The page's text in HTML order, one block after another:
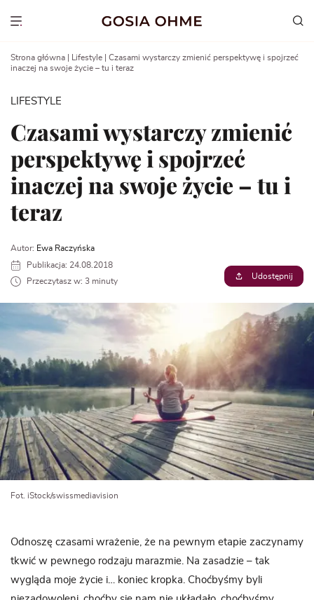
Show menu
Strona główna Lifestyle
Czasami wystarczy zmienić perspektywę i spojrzeć
inaczej na swoje życie – tu i teraz
LIFESTYLE
Czasami wystarczy zmienić
perspektywę i spojrzeć
inaczej na swoje życie – tu i
teraz
Autor: Ewa Raczyńska
Publikacja: 24.08.2018
Przeczytasz w: 3 minuty
Udostępnij
Fot. iStock/swissmediavision
Odnoszę czasami wrażenie, że na pewnym etapie zaczynamy
tkwić w pewnego rodzaju marazmie. Na zasadzie – tak
wygląda moje życie i… koniec kropka. Choćbyśmy byli